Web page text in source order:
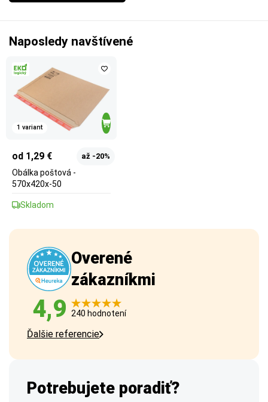
Naposledy navštívené
1 variant
od 1,29 € až -20%
Obálka poštová -
570x420x-50
Skladom
Overené
zákazníkmi
4,9 240 hodnotení
Ďalšie referencie
Potrebujete poradiť?